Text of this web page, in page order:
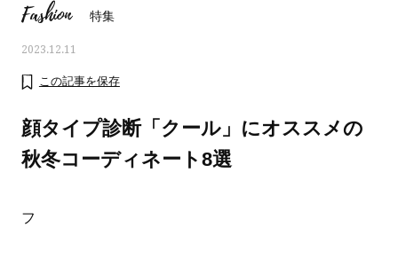
Fashion 特集
2023.12.11
この記事を保存
顔タイプ診断「クール」にオススメの
秋冬コーディネート8選
フ